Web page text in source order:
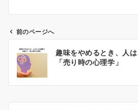
前のページへ
趣味をやめるとき、人
「売り時の心理学」